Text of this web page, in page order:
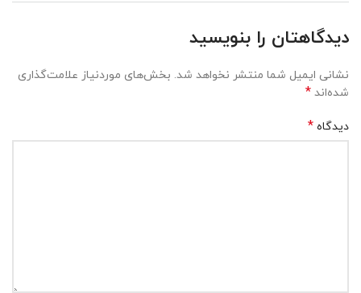
دیدگاهتان را بنویسید
نشانی ایمیل شما منتشر نخواهد شد. بخش‌های موردنیاز علامت‌گذاری
شده‌اند *
دیدگاه *